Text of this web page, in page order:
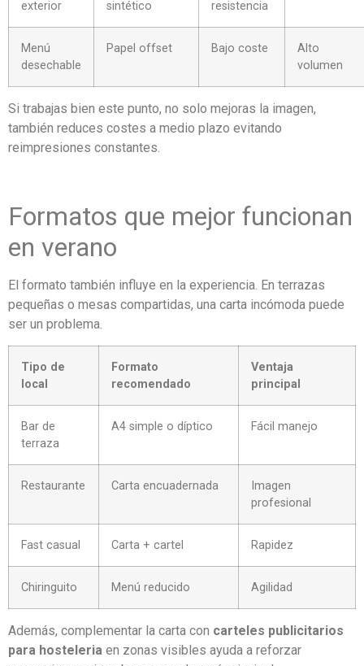
exterior
sintético
resistencia
Menú
desechable
Papel offset Bajo coste
Alto
volumen
Si trabajas bien este punto, no solo mejoras la imagen,
también reduces costes a medio plazo evitando
reimpresiones constantes.
Formatos que mejor funcionan
en verano
El formato también influye en la experiencia. En terrazas
pequeñas o mesas compartidas, una carta incómoda puede
ser un problema.
Tipo de
local
Formato
recomendado
Ventaja
principal
Bar de
terraza
A4 simple o díptico Fácil manejo
Restaurante Carta encuadernada
Imagen
profesional
Fast casual Carta + cartel Rapidez
Chiringuito Menú reducido Agilidad
Además, complementar la carta con carteles publicitarios
para hosteleria en zonas visibles ayuda a reforzar